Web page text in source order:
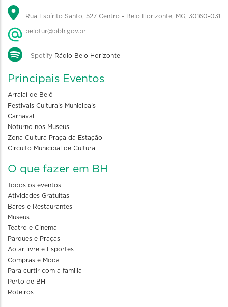
Rua Espírito Santo, 527 Centro - Belo Horizonte, MG, 30160-031
belotur@pbh.gov.br
Spotify Rádio Belo Horizonte
Principais Eventos
Arraial de Belô
Festivais Culturais Municipais
Carnaval
Noturno nos Museus
Zona Cultura Praça da Estação
Circuito Municipal de Cultura
O que fazer em BH
Todos os eventos
Atividades Gratuitas
Bares e Restaurantes
Museus
Teatro e Cinema
Parques e Praças
Ao ar livre e Esportes
Compras e Moda
Para curtir com a familia
Perto de BH
Roteiros